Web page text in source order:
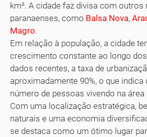
km². A cidade faz divisa com outros
paranaenses, como Balsa Nova,
Magro.
Em relação à população, a cidade
crescimento constante ao longo
dados recentes, a taxa de
aproximadamente 90%, o que indica
número de pessoas vivendo na área
Com uma localização estratégica,
naturais e uma economia
se destaca como um ótimo lugar